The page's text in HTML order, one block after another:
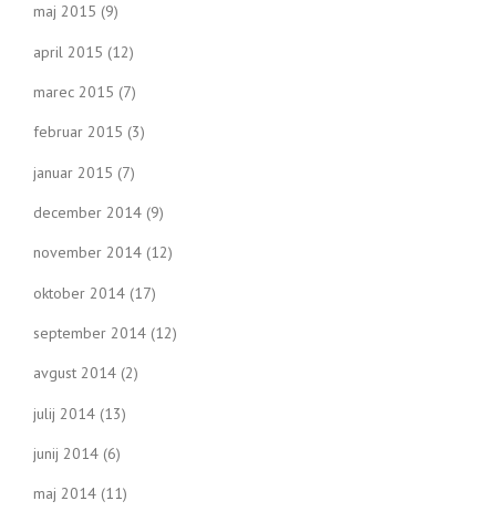
maj 2015 (9)
april 2015 (12)
marec 2015 (7)
februar 2015 (3)
januar 2015 (7)
december 2014 (9)
november 2014 (12)
oktober 2014 (17)
september 2014 (12)
avgust 2014 (2)
julij 2014 (13)
junij 2014 (6)
maj 2014 (11)